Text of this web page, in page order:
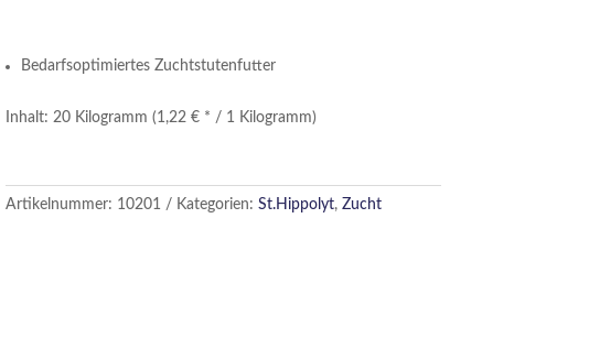
Bedarfsoptimiertes Zuchtstutenfutter
Inhalt: 20 Kilogramm (1,22 € * / 1 Kilogramm)
Artikelnummer: 10201 Kategorien: St.Hippolyt, Zucht